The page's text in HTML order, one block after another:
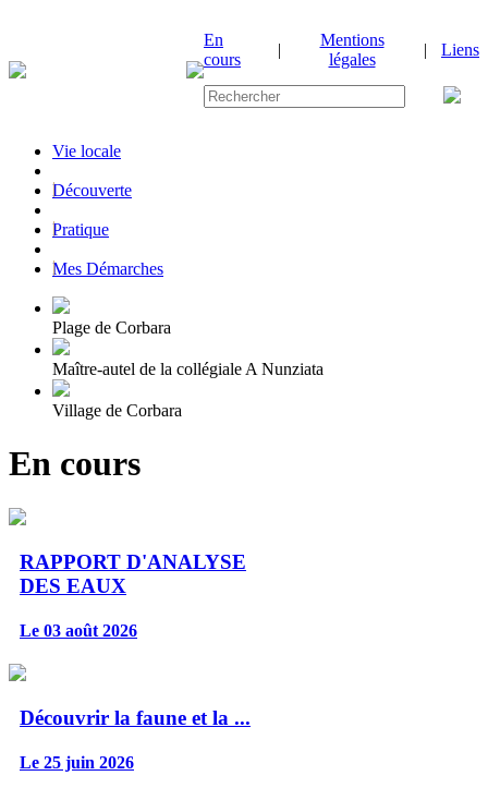
En
cours
|
Mentions
légales
| Liens
Vie locale
|Découverte
|Pratique
|Mes Démarches
Plage de Corbara
Maître-autel de la collégiale A Nunziata
Village de Corbara
En cours
RAPPORT D'ANALYSE
DES EAUX
Le 03 août 2026
Découvrir la faune et la ...
Le 25 juin 2026